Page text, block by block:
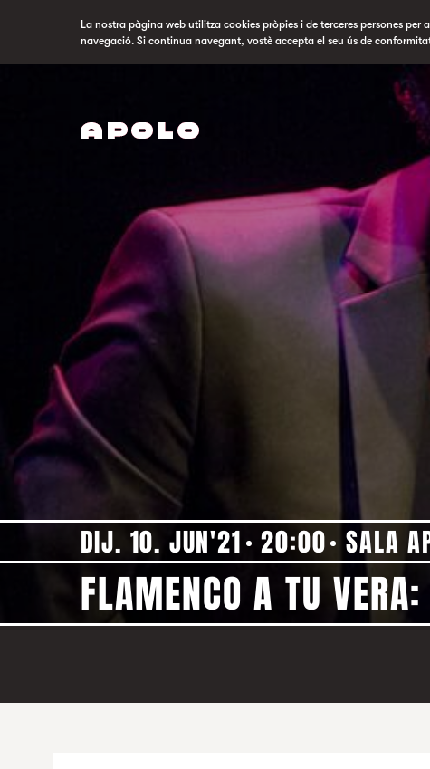
La nostra pàgina web utilitza cookies pròpies i de terceres persones
navegació. Si continua navegant, vostè accepta el seu ús de
DIJ. 10. JUN'21 20:00 SALA
FLAMENCO A TU